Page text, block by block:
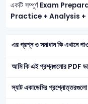
একটি সম্পূর্ণ Exam
Practice + Analysis
এর প্রশ্ন ও সমাধান কি এখানে
আমি কি এই প্রশ্নগুলোর PDF
স্যাট একাডেমির প্রশ্নোত্তরগুলো